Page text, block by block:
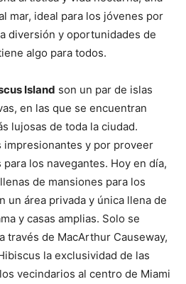
mar, ideal para los jóvenes por
diversión y oportunidades de
algo para todos.
Island son un par de islas
en las que se encuentran
lujosas de toda la ciudad.
impresionantes y por proveer
los navegantes. Hoy en día,
de mansiones para los
un área privada y única llena de
y casas amplias. Solo se
través de MacArthur Causeway,
la exclusividad de las
vecindarios al centro de Miami